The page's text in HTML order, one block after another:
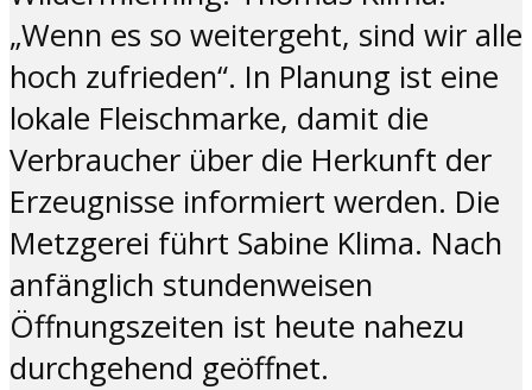
„Wenn es so weitergeht, sind wir alle
hoch zufrieden“. In Planung ist eine
lokale Fleischmarke, damit die
Verbraucher über die Herkunft der
Erzeugnisse informiert werden. Die
Metzgerei führt Sabine Klima. Nach
anfänglich stundenweisen
Öffnungszeiten ist heute nahezu
durchgehend geöffnet.